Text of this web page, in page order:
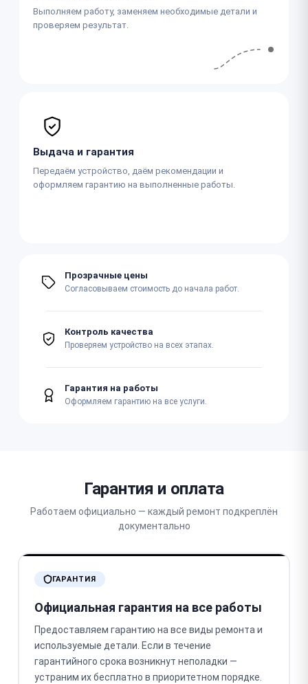
Выполняем работу, заменяем необходимые детали и
проверяем результат.
Выдача и гарантия
Передаём устройство, даём рекомендации и
оформляем гарантию на выполненные работы.
Прозрачные цены
Согласовываем стоимость до начала работ.
Контроль качества
Проверяем устройство на всех этапах.
Гарантия на работы
Оформляем гарантию на все услуги.
Гарантия и оплата
Работаем официально — каждый ремонт подкреплён
документально
ГАРАНТИЯ
Официальная гарантия на все работы
Предоставляем гарантию на все виды ремонта и
используемые детали. Если в течение
гарантийного срока возникнут неполадки —
устраним их бесплатно в приоритетном порядке.